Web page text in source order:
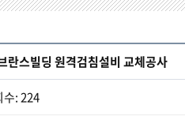
란스빌딩 원격검침설비 교체공사
: 224